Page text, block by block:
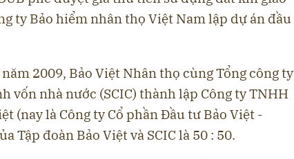
ty Bảo hiểm nhân thọ Việt Nam lập dự án đầu
2009, Bảo Việt Nhân thọ cùng Tổng công ty
vốn nhà nước (SCIC) thành lập Công ty TNHH
(nay là Công ty Cổ phần Đầu tư Bảo Việt -
Tập đoàn Bảo Việt và SCIC là 50 : 50.